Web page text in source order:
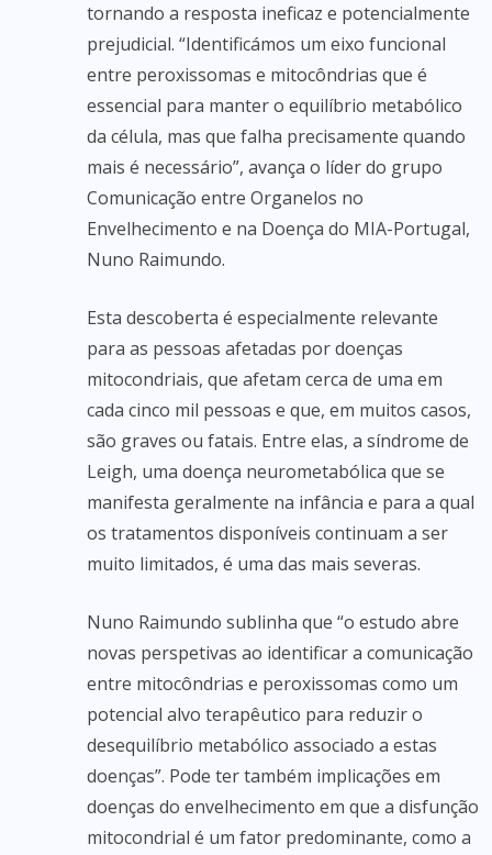
tornando a resposta ineficaz e potencialmente
prejudicial. “Identificámos um eixo funcional
entre peroxissomas e mitocôndrias que é
essencial para manter o equilíbrio metabólico
da célula, mas que falha precisamente quando
mais é necessário”, avança o líder do grupo
Comunicação entre Organelos no
Envelhecimento e na Doença do MIA-Portugal,
Nuno Raimundo.
Esta descoberta é especialmente relevante
para as pessoas afetadas por doenças
mitocondriais, que afetam cerca de uma em
cada cinco mil pessoas e que, em muitos casos,
são graves ou fatais. Entre elas, a síndrome de
Leigh, uma doença neurometabólica que se
manifesta geralmente na infância e para a qual
os tratamentos disponíveis continuam a ser
muito limitados, é uma das mais severas.
Nuno Raimundo sublinha que “o estudo abre
novas perspetivas ao identificar a comunicação
entre mitocôndrias e peroxissomas como um
potencial alvo terapêutico para reduzir o
desequilíbrio metabólico associado a estas
doenças”. Pode ter também implicações em
doenças do envelhecimento em que a disfunção
mitocondrial é um fator predominante, como a